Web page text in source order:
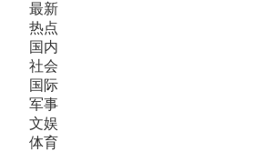
最新
热点
国内
社会
国际
军事
文娱
体育